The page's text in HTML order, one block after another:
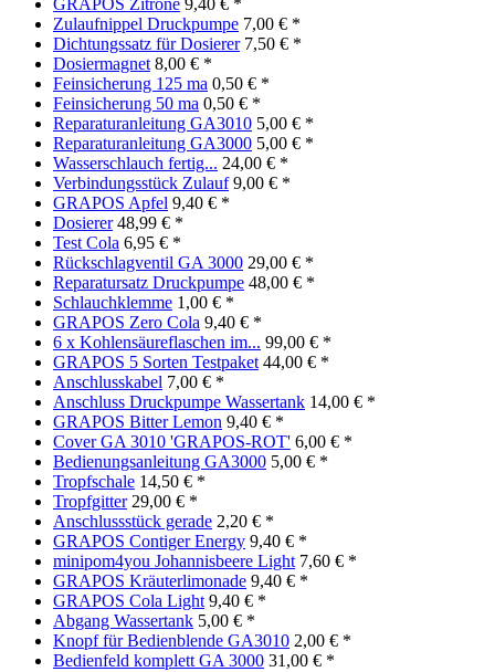
GRAPOS Zitrone 9,40 € *
Zulaufnippel Druckpumpe 7,00 € *
Dichtungssatz für Dosierer 7,50 € *
Dosiermagnet 8,00 € *
Feinsicherung 125 ma 0,50 € *
Feinsicherung 50 ma 0,50 € *
Reparaturanleitung GA3010 5,00 € *
Reparaturanleitung GA3000 5,00 € *
Wasserschlauch fertig... 24,00 € *
Verbindungsstück Zulauf 9,00 € *
GRAPOS Apfel 9,40 € *
Dosierer 48,99 € *
Test Cola 6,95 € *
Rückschlagventil GA 3000 29,00 € *
Reparatursatz Druckpumpe 48,00 € *
Schlauchklemme 1,00 € *
GRAPOS Zero Cola 9,40 € *
6 x Kohlensäureflaschen im... 99,00 € *
GRAPOS 5 Sorten Testpaket 44,00 € *
Anschlusskabel 7,00 € *
Anschluss Druckpumpe Wassertank 14,00 € *
GRAPOS Bitter Lemon 9,40 € *
Cover GA 3010 'GRAPOS-ROT' 6,00 € *
Bedienungsanleitung GA3000 5,00 € *
Tropfschale 14,50 € *
Tropfgitter 29,00 € *
Anschlussstück gerade 2,20 € *
GRAPOS Contiger Energy 9,40 € *
minipom4you Johannisbeere Light 7,60 € *
GRAPOS Kräuterlimonade 9,40 € *
GRAPOS Cola Light 9,40 € *
Abgang Wassertank 5,00 € *
Knopf für Bedienblende GA3010 2,00 € *
Bedienfeld komplett GA 3000 31,00 € *